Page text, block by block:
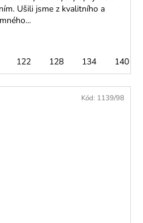
Ušili jsme z kvalitního a
122 128 134 140
Kód: 1139/98